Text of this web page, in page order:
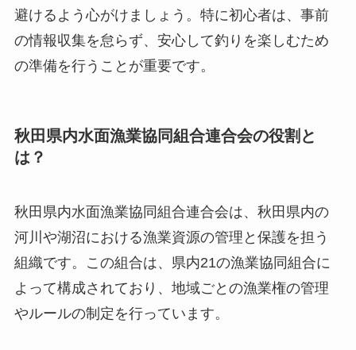
避けるよう心がけましょう。特に初心者は、事前
の情報収集を怠らず、安心して釣りを楽しむため
の準備を行うことが重要です。
秋田県内水面漁業協同組合連合会の役割と
は？
秋田県内水面漁業協同組合連合会は、秋田県内の
河川や湖沼における漁業資源の管理と保護を担う
組織です。この組合は、県内21の漁業協同組合に
よって構成されており、地域ごとの漁業権の管理
やルールの制定を行っています。